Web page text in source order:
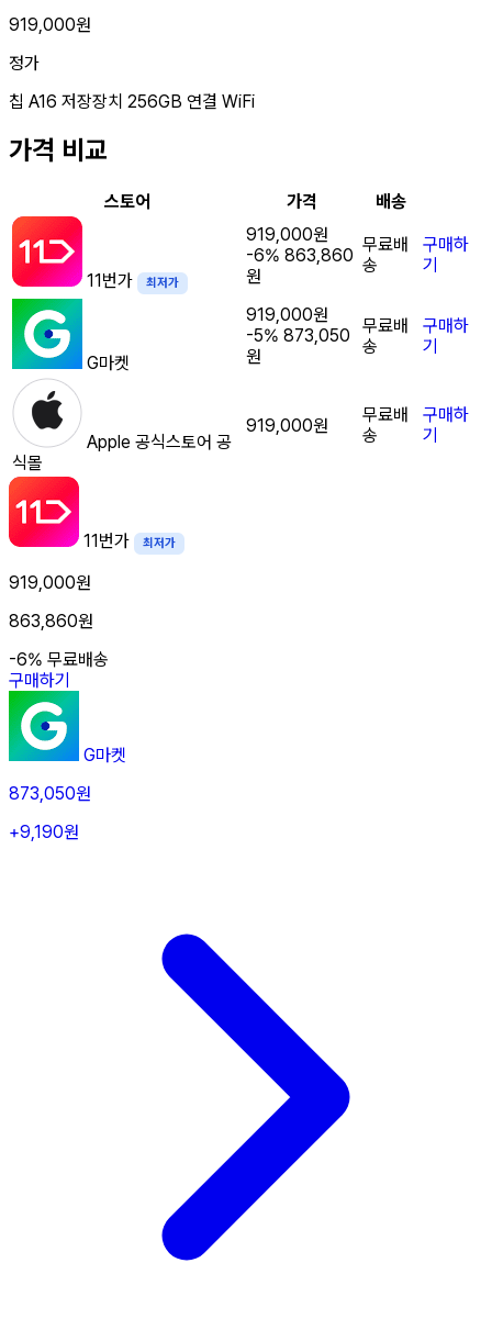
919,000원
정가
칩 A16 저장장치 256GB 연결 WiFi
가격 비교
스토어 가격 배송
11번가 최저가
919,000원
-6% 863,860
원
무료배
송
구매하
기
G마켓
919,000원
-5% 873,050
원
무료배
송
구매하
기
Apple 공식스토어 공
식몰
919,000원
무료배
송
구매하
기
11번가 최저가
919,000원
863,860원
-6% 무료배송
구매하기
G마켓
873,050원
+9,190원